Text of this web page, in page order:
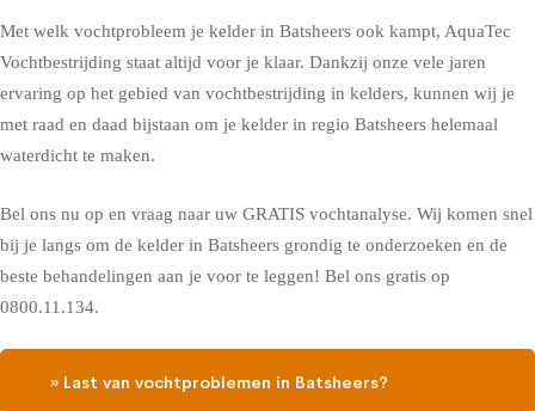
Met welk vochtprobleem je kelder in Batsheers ook kampt, AquaTec
Vochtbestrijding staat altijd voor je klaar. Dankzij onze vele jaren
ervaring op het gebied van vochtbestrijding in kelders, kunnen wij je
met raad en daad bijstaan om je kelder in regio Batsheers helemaal
waterdicht te maken.
Bel ons nu op en vraag naar uw GRATIS vochtanalyse. Wij komen snel
bij je langs om de kelder in Batsheers grondig te onderzoeken en de
beste behandelingen aan je voor te leggen! Bel ons gratis op
0800.11.134.
» Last van vochtproblemen in Batsheers?